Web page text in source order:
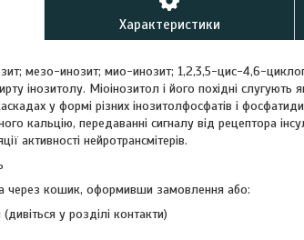
Характеристики
мезо-инозит; мио-инозит; 1,2,3,5-цис-4,6-
інозитолу. Міоінозитол і його похідні слугують
у формі різних інозитолфосфатів і
кальцію, передаванні сигналу від рецептора
активності нейротрансмітерів.
через кошик, оформивши замовлення або:
у розділі контакти)